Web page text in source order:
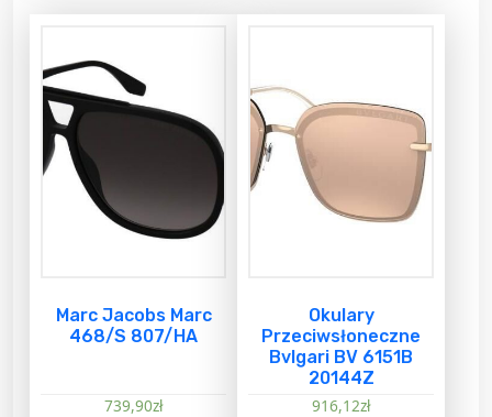
Marc Jacobs Marc
468/S 807/HA
739,90zł
Okulary
Przeciwsłoneczne
Bvlgari BV 6151B
20144Z
916,12zł